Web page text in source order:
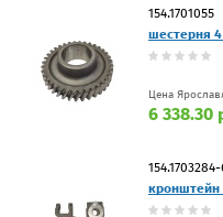
154.1701055
шестерня
Цена
6 338.30
154.1703284-
кронштейн